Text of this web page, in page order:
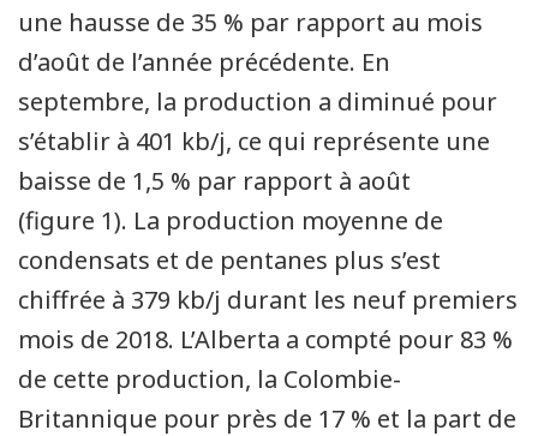
une hausse de 35 % par rapport au mois
d’août de l’année précédente. En
septembre, la production a diminué pour
s’établir à 401 kb/j, ce qui représente une
baisse de 1,5 % par rapport à août
(figure 1). La production moyenne de
condensats et de pentanes plus s’est
chiffrée à 379 kb/j durant les neuf premiers
mois de 2018. L’Alberta a compté pour 83 %
de cette production, la Colombie-
Britannique pour près de 17 % et la part de